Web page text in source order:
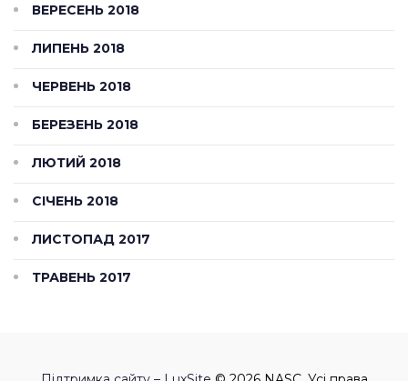
ВЕРЕСЕНЬ 2018
ЛИПЕНЬ 2018
ЧЕРВЕНЬ 2018
БЕРЕЗЕНЬ 2018
ЛЮТИЙ 2018
СІЧЕНЬ 2018
ЛИСТОПАД 2017
ТРАВЕНЬ 2017